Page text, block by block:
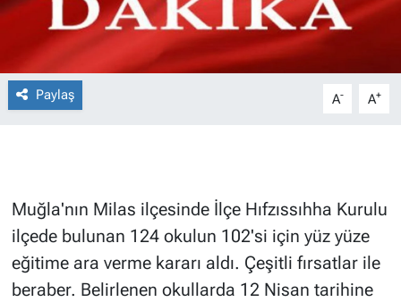
Paylaş A- A+
Muğla'nın Milas ilçesinde İlçe Hıfzıssıhha Kurulu
ilçede bulunan 124 okulun 102'si için yüz yüze
eğitime ara verme kararı aldı. Çeşitli fırsatlar ile
beraber. Belirlenen okullarda 12 Nisan tarihine